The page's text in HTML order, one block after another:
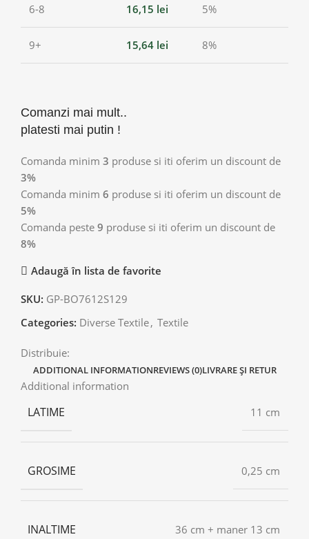
6-8 16,15 lei 5%
9+ 15,64 lei 8%
Comanzi mai mult..
platesti mai putin !
Comanda minim 3 produse si iti oferim un discount de
3%
Comanda minim 6 produse si iti oferim un discount de
5%
Comanda peste 9 produse si iti oferim un discount de
8%
Adaugă în lista de favorite
SKU: GP-BO7612S129
Categories: Diverse Textile, Textile
Distribuie:
ADDITIONAL INFORMATIONREVIEWS (0)LIVRARE ȘI RETUR
Additional information
LATIME 11 cm
GROSIME 0,25 cm
INALTIME 36 cm + maner 13 cm